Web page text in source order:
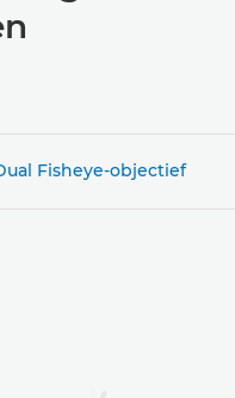
Fisheye-objectief